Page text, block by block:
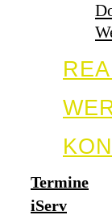
Termine
iServ